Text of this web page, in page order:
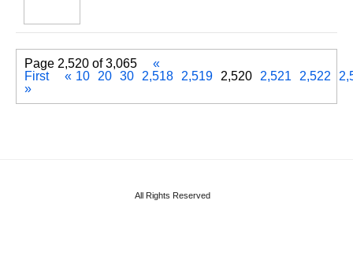
Page 2,520 of 3,065
«
First
« 10 20 30 2,518 2,519 2,520 2,521 2,522
»
All Rights Reserved